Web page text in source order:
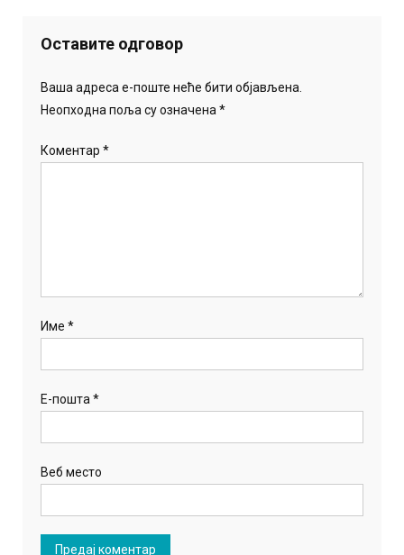
Оставите одговор
Ваша адреса е-поште неће бити објављена.
Неопходна поља су означена*
Коментар*
Име*
Е-пошта*
Веб место